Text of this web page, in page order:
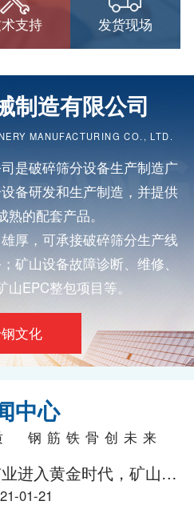
支持 发货现场
制造有限公司
MANUFACTURING CO., LTD.
是破碎筛分设备生产制造广
设备研发和生产制造，并提供
熟的配套产品。
厚，可承接破碎筛分生产线
矿山设备故障诊断、维修、
山EPC整包项目等。
文化
中心
钢筋铁骨创未来
矿业进入黄金时代，矿山老板如何选择适合的破碎机？
01-21